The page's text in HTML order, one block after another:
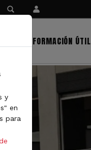
INFORMACIÓN ÚTIL
y
en
para